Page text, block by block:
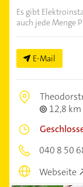
Es gibt
auch jede Menge
E-Mail
12,8 km
040 8 50
Webseite